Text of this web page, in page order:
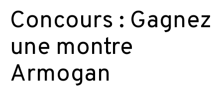
Concours : Gagnez
une montre
Armogan